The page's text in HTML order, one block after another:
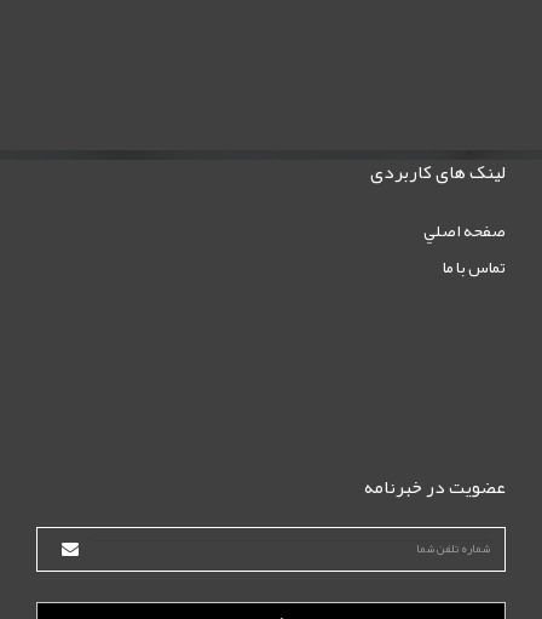
لینک های کاربردی
صفحه اصلي
تماس با ما
عضویت در خبرنامه